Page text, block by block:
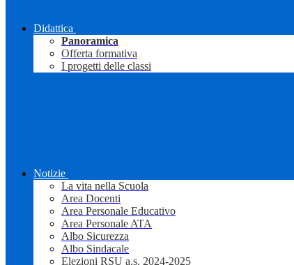
Didattica
Panoramica
Offerta formativa
I progetti delle classi
Notizie
La vita nella Scuola
Area Docenti
Area Personale Educativo
Area Personale ATA
Albo Sicurezza
Albo Sindacale
Elezioni RSU a.s. 2024-2025